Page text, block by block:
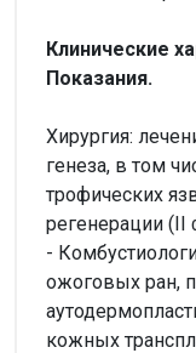
Клинические
Показания.
Хирургия:
генеза, в том
трофических
регенерации (II
-
ожоговых ран,
кожных